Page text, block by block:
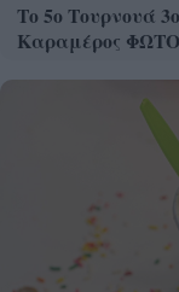
Το 5ο Τουρνουά
Καραμέρος ΦΩΤΟ